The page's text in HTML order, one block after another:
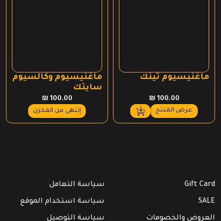
ماغنيسيوم تينك
₪ 100.00
عرض المنتج
ماغنيسيوم وكالسيوم
سايتك
₪ 100.00
إنتهى من المخزن
Gift Card
SALE
العروض والخصومات
سياسة التعامل
سياسة استخدام الموقع
سياسة التوصيل